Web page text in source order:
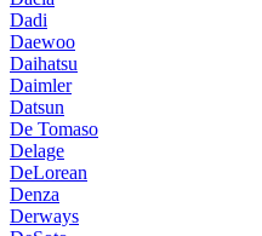
Dadi
Daewoo
Daihatsu
Daimler
Datsun
De Tomaso
Delage
DeLorean
Denza
Derways